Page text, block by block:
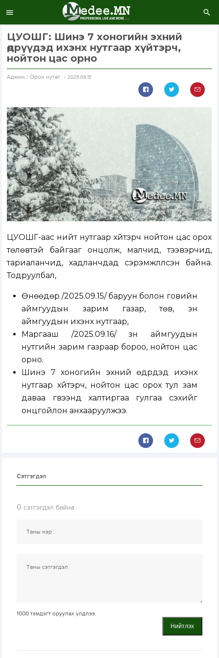
ЦУОШГ: Шинэ 7 хоногийн эхний
өдрүүдэд ихэнх нутгаар хүйтэрч,
нойтон цас орно
Aдмин / Орон нутаг 2025.09.15
ЦУОШГ-аас нийт нутгаар хүйтэрч нойтон цас орох
төлөвтэй байгааг онцолж, малчид, тээвэрчид,
тариаланчид, хадланчдад сэрэмжлүүлсэн байна.
Тодруулбал,
Өнөөдөр /2025.09.15/ баруун болон говийн
аймгуудын зарим газар, төв, зүүн
аймгуудын ихэнх нутгаар,
Маргааш /2025.09.16/ зүүн аймгуудын
нутгийн зарим газраар бороо, нойтон цас
орно.
Шинэ 7 хоногийн эхний өдрүүдэд ихэнх
нутгаар хүйтэрч, нойтон цас орох тул зам
даваа гүвээнд халтиргаа гулгаа үүсэхийг
онцгойлон анхааруулжээ.
Сэтгэгдэл
0 сэтгэгдэл байна
1000 тэмдэгт оруулах үлдлээ.
Нийтлэх